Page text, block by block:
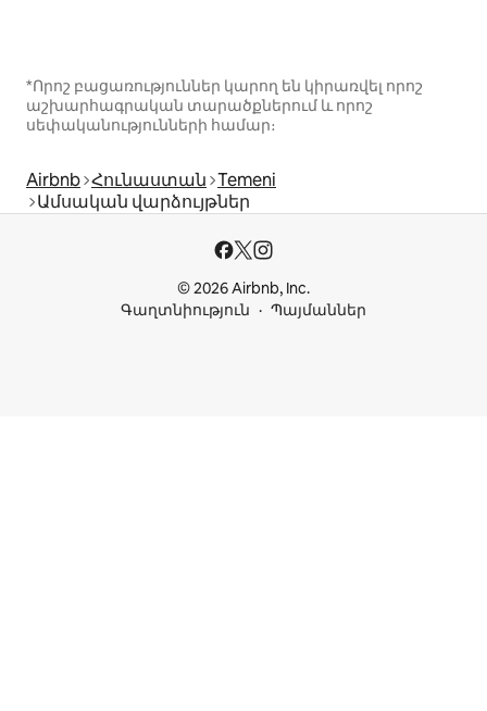
*Որոշ բացառություններ կարող են կիրառվել որոշ
աշխարհագրական տարածքներում և որոշ
սեփականությունների համար։
Airbnb Հունաստան Temeni
Ամսական վարձույթներ
© 2026 Airbnb, Inc.
Գաղտնիություն
Պայմաններ